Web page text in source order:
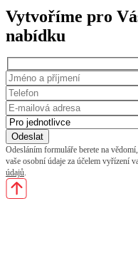
Vytvoříme pro
nabídku
Odesláním formuláře berete na
vaše osobní údaje za účelem vyřízení
údajů.